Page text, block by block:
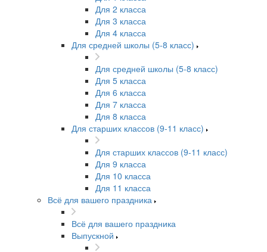
Для 2 класса
Для 3 класса
Для 4 класса
Для средней школы (5-8 класс)
Для средней школы (5-8 класс)
Для 5 класса
Для 6 класса
Для 7 класса
Для 8 класса
Для старших классов (9-11 класс)
Для старших классов (9-11 класс)
Для 9 класса
Для 10 класса
Для 11 класса
Всё для вашего праздника
Всё для вашего праздника
Выпускной